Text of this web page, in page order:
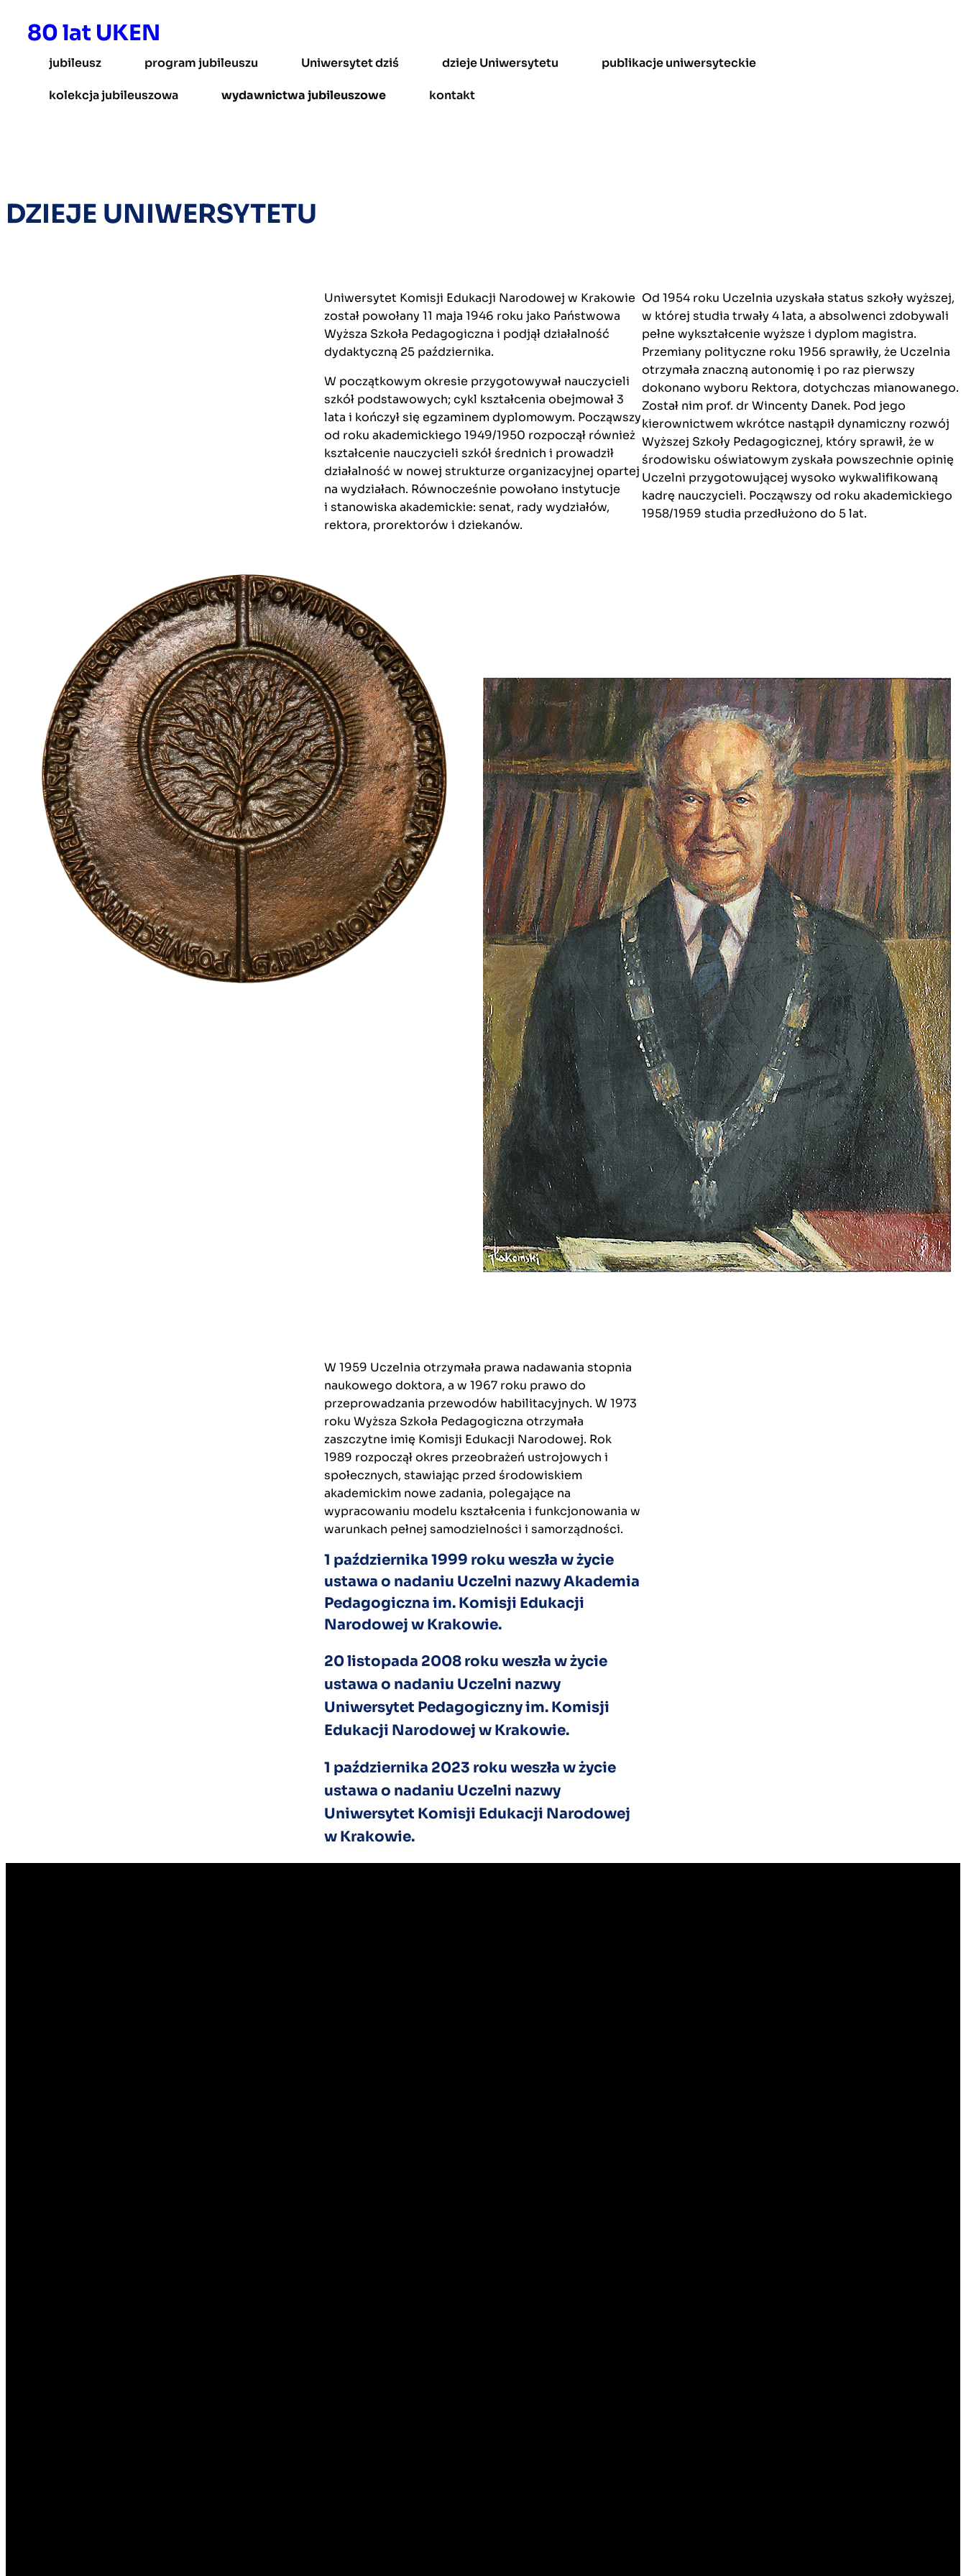
80 lat UKEN
jubileusz program jubileuszu Uniwersytet dziś dzieje Uniwersytetu publikacje uniwersyteckie
kolekcja jubileuszowa wydawnictwa jubileuszowe kontakt
DZIEJE UNIWERSYTETU
Uniwersytet Komisji Edukacji Narodowej w Krakowie
został powołany 11 maja 1946 roku jako Państwowa
Wyższa Szkoła Pedagogiczna i podjął działalność
dydaktyczną 25 października.
W początkowym okresie przygotowywał nauczycieli
szkół podstawowych; cykl kształcenia obejmował 3
lata i kończył się egzaminem dyplomowym. Począwszy
od roku akademickiego 1949/1950 rozpoczął również
kształcenie nauczycieli szkół średnich i prowadził
działalność w nowej strukturze organizacyjnej opartej
na wydziałach. Równocześnie powołano instytucje
i stanowiska akademickie: senat, rady wydziałów,
rektora, prorektorów i dziekanów.
Od 1954 roku Uczelnia uzyskała status szkoły wyższej,
w której studia trwały 4 lata, a absolwenci zdobywali
pełne wykształcenie wyższe i dyplom magistra.
Przemiany polityczne roku 1956 sprawiły, że Uczelnia
otrzymała znaczną autonomię i po raz pierwszy
dokonano wyboru Rektora, dotychczas mianowanego.
Został nim prof. dr Wincenty Danek. Pod jego
kierownictwem wkrótce nastąpił dynamiczny rozwój
Wyższej Szkoły Pedagogicznej, który sprawił, że w
środowisku oświatowym zyskała powszechnie opinię
Uczelni przygotowującej wysoko wykwalifikowaną
kadrę nauczycieli. Począwszy od roku akademickiego
1958/1959 studia przedłużono do 5 lat.
W 1959 Uczelnia otrzymała prawa nadawania stopnia
naukowego doktora, a w 1967 roku prawo do
przeprowadzania przewodów habilitacyjnych. W 1973
roku Wyższa Szkoła Pedagogiczna otrzymała
zaszczytne imię Komisji Edukacji Narodowej. Rok
1989 rozpoczął okres przeobrażeń ustrojowych i
społecznych, stawiając przed środowiskiem
akademickim nowe zadania, polegające na
wypracowaniu modelu kształcenia i funkcjonowania w
warunkach pełnej samodzielności i samorządności.
1 października 1999 roku weszła w życie
ustawa o nadaniu Uczelni nazwy Akademia
Pedagogiczna im. Komisji Edukacji
Narodowej w Krakowie.
20 listopada 2008 roku weszła w życie
ustawa o nadaniu Uczelni nazwy
Uniwersytet Pedagogiczny im. Komisji
Edukacji Narodowej w Krakowie.
1 października 2023 roku weszła w życie
ustawa o nadaniu Uczelni nazwy
Uniwersytet Komisji Edukacji Narodowej
w Krakowie.